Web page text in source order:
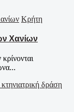
Κρήτη
Χανίων